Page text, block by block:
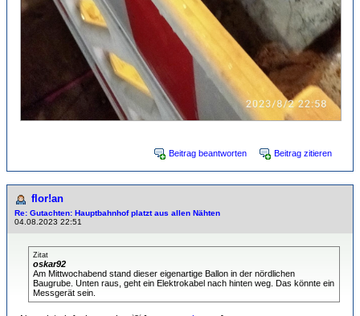
Beitrag beantworten Beitrag zitieren
flor!an
Re: Gutachten: Hauptbahnhof platzt aus allen Nähten
04.08.2023 22:51
Zitat
oskar92
Am Mittwochabend stand dieser eigenartige Ballon in der nördlichen
Baugrube. Unten raus, geht ein Elektrokabel nach hinten weg. Das könnte ein
Messgerät sein.